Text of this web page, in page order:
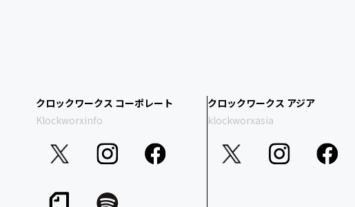
クロックワークス コーポレート
Klockworxinfo
クロックワークス アジア
klockworxasia